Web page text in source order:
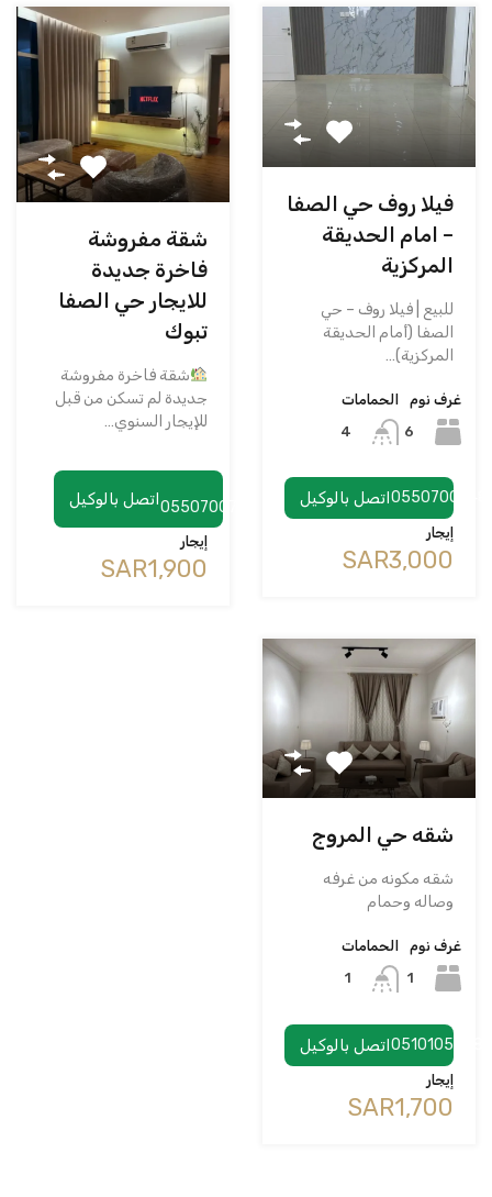
فيلا روف حي الصفا
– امام الحديقة
المركزية
للبيع | فيلا روف – حي
الصفا (أمام الحديقة
المركزية)…
غرف نوم
6
الحمامات
4
اتصل بالوكيل0550700748
إيجار
‪SAR3,000
شقة مفروشة
فاخرة جديدة
للايجار حي الصفا
تبوك
شقة فاخرة مفروشة
جديدة لم تسكن من قبل
للإيجار السنوي…
اتصل بالوكيل0550700748
إيجار
‪SAR1,900
شقه حي المروج
شقه مكونه من غرفه
وصاله وحمام
غرف نوم
1
الحمامات
1
اتصل بالوكيل0510105858
إيجار
‪SAR1,700